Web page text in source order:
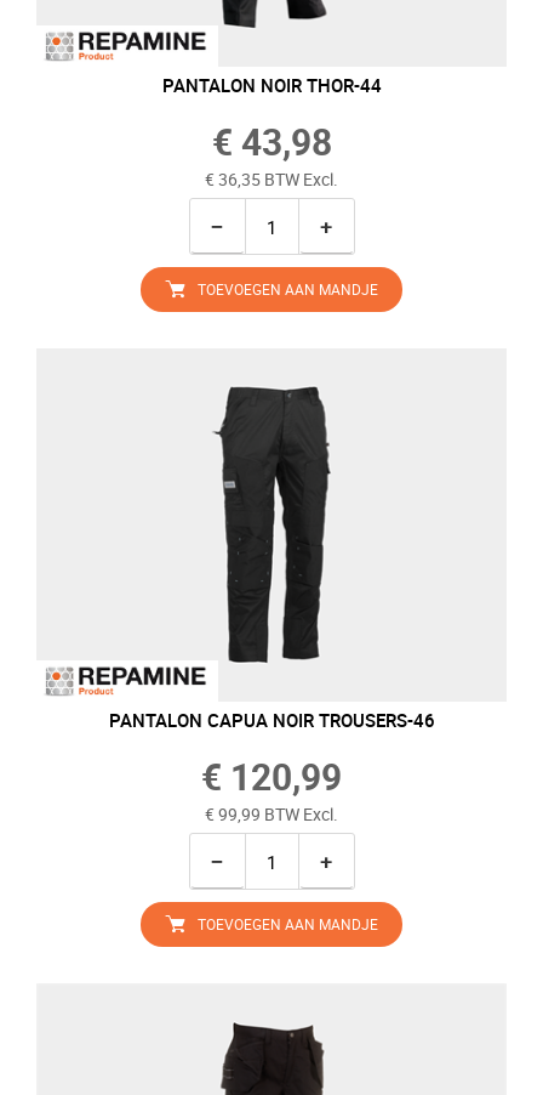
PANTALON NOIR THOR-44
€ 43,98
€ 36,35 BTW Excl.
− +
TOEVOEGEN AAN MANDJE
PANTALON CAPUA NOIR TROUSERS-46
€ 120,99
€ 99,99 BTW Excl.
− +
TOEVOEGEN AAN MANDJE